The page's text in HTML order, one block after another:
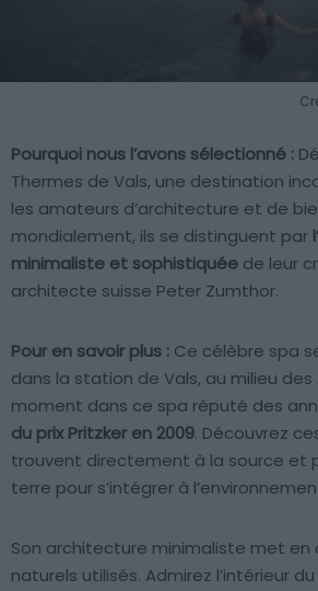
Pourquoi nous l’avons sélectionné :
Thermes de Vals, une destination
les amateurs d’architecture et de
mondialement, ils se distinguent par
minimaliste et sophistiquée de leur
architecte suisse Peter Zumthor.
Pour en savoir plus : Ce célèbre spa
dans la station de Vals, au milieu des
moment dans ce spa réputé des
du prix Pritzker en 2009. Découvrez
trouvent directement à la source et
terre pour s’intégrer à
Son architecture minimaliste met en
naturels utilisés. Admirez l’intérieur